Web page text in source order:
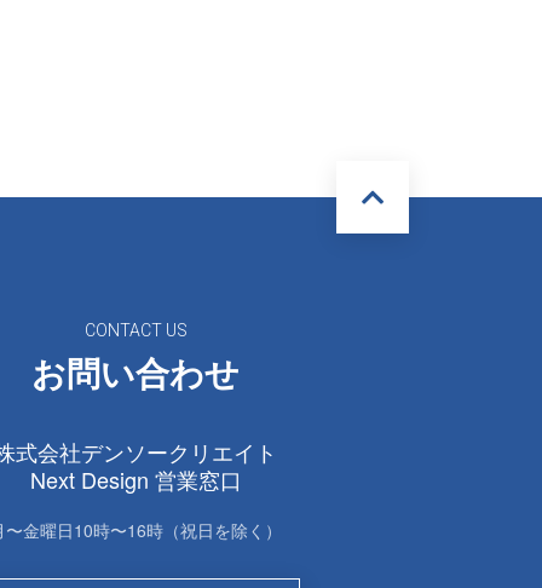
CONTACT US
お問い合わせ
式会社デンソークリエイト
Next Design 営業窓口
〜金曜日10時〜16時（祝日を除く）